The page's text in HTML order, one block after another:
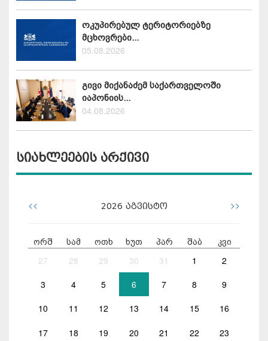
ოკუპირებულ ტერიტორიებზე
მცხოვრები...
05.08.2026
გივი მიქანაძემ საქართველოში
იაპონიის...
04.08.2026
სიახლეების არქივი
<< 2026 აგვისტო >>
ორშ სამ ოთხ ხუთ პარ შაბ კვი
27 28 29 30 31 1 2
3 4 5 6 7 8 9
10 11 12 13 14 15 16
17 18 19 20 21 22 23